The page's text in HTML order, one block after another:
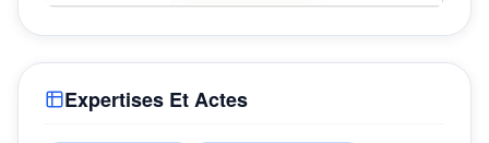
Expertises Et Actes